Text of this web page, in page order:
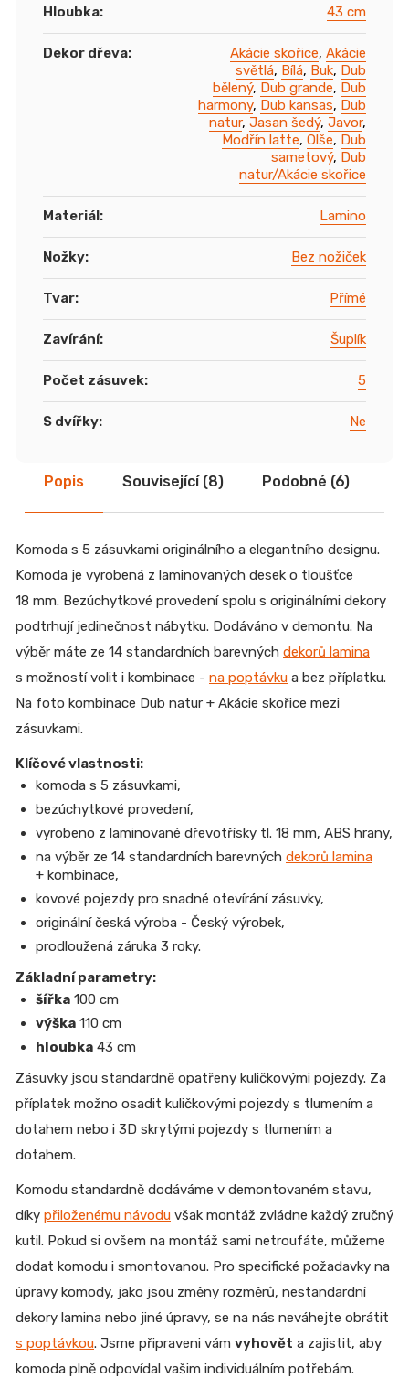
Hloubka: 43 cm
Dekor dřeva: Akácie skořice, Akácie
světlá, Bílá, Buk, Dub
bělený, Dub grande, Dub
harmony, Dub kansas, Dub
natur, Jasan šedý, Javor,
Modřín latte, Olše, Dub
sametový, Dub
natur/Akácie skořice
Materiál: Lamino
Nožky: Bez nožiček
Tvar: Přímé
Zavírání: Šuplík
Počet zásuvek: 5
S dvířky: Ne
Popis Související (8) Podobné (6)
Komoda s 5 zásuvkami originálního a elegantního designu.
Komoda je vyrobená z laminovaných desek o tloušťce
18 mm. Bezúchytkové provedení spolu s originálními dekory
podtrhují jedinečnost nábytku. Dodáváno v demontu. Na
výběr máte ze 14 standardních barevných dekorů lamina
s možností volit i kombinace - na poptávku a bez příplatku.
Na foto kombinace Dub natur + Akácie skořice mezi
zásuvkami.
Klíčové vlastnosti:
komoda s 5 zásuvkami,
bezúchytkové provedení,
vyrobeno z laminované dřevotřísky tl. 18 mm, ABS hrany,
na výběr ze 14 standardních barevných dekorů lamina
+ kombinace,
kovové pojezdy pro snadné otevírání zásuvky,
originální česká výroba - Český výrobek,
prodloužená záruka 3 roky.
Základní parametry:
šířka 100 cm
výška 110 cm
hloubka 43 cm
Zásuvky jsou standardně opatřeny kuličkovými pojezdy. Za
příplatek možno osadit kuličkovými pojezdy s tlumením a
dotahem nebo i 3D skrytými pojezdy s tlumením a
dotahem.
Komodu standardně dodáváme v demontovaném stavu,
díky přiloženému návodu však montáž zvládne každý zručný
kutil. Pokud si ovšem na montáž sami netroufáte, můžeme
dodat komodu i smontovanou. Pro specifické požadavky na
úpravy komody, jako jsou změny rozměrů, nestandardní
dekory lamina nebo jiné úpravy, se na nás neváhejte obrátit
s poptávkou. Jsme připraveni vám vyhovět a zajistit, aby
komoda plně odpovídal vašim individuálním potřebám.